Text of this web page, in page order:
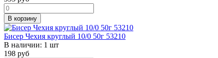
В корзину
Бисер Чехия круглый 10/0 50г 53210
В наличии: 1 шт
198 руб